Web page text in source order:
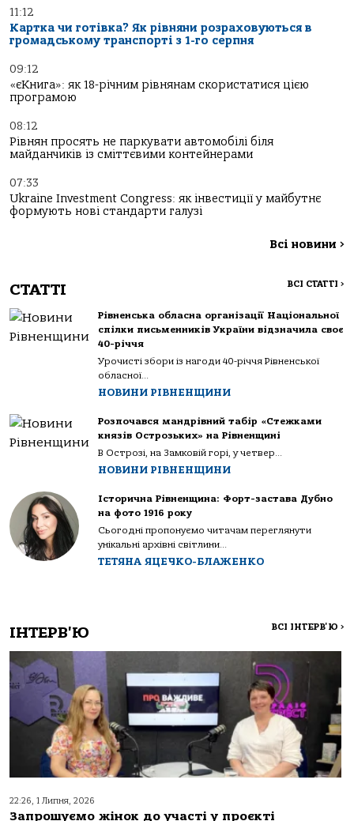
11:12
Картка чи готівка? Як рівняни розраховуються в
громадському транспорті з 1-го серпня
09:12
«єКнига»: як 18-річним рівнянам скористатися цією
програмою
08:12
Рівнян просять не паркувати автомобілі біля
майданчиків із сміттєвими контейнерами
07:33
Ukraine Investment Congress: як інвестиції у майбутнє
формують нові стандарти галузі
Всі новини >
СТАТТІ ВСІ СТАТТІ >
Рівненська обласна організації Національної
спілки письменників України відзначила своє
40-річчя
Урочисті збори із нагоди 40-річчя Рівненської
обласної...
НОВИНИ РІВНЕНЩИНИ
Розпочався мандрівний табір «Стежками
князів Острозьких» на Рівненщині
В Острозі, на Замковій горі, у четвер...
НОВИНИ РІВНЕНЩИНИ
Історична Рівненщина: Форт-застава Дубно
на фото 1916 року
Сьогодні пропонуємо читачам переглянути
унікальні архівні світлини...
ТЕТЯНА ЯЦЕЧКО-БЛАЖЕНКО
ІНТЕРВ'Ю ВСІ ІНТЕРВ'Ю >
22:26, 1 Липня, 2026
Запрошуємо жінок до участі у проєкті